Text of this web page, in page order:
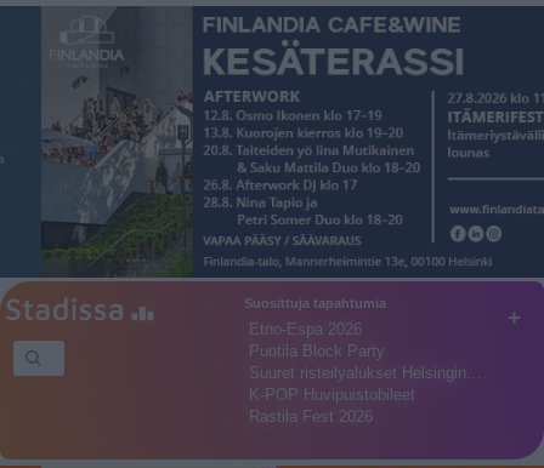
+
Suosittuja tapahtumia
Etno-Espa 2026
Puotila Block Party
Suuret risteilyalukset Helsingin…
K-POP Huvipuistobileet
Rastila Fest 2026